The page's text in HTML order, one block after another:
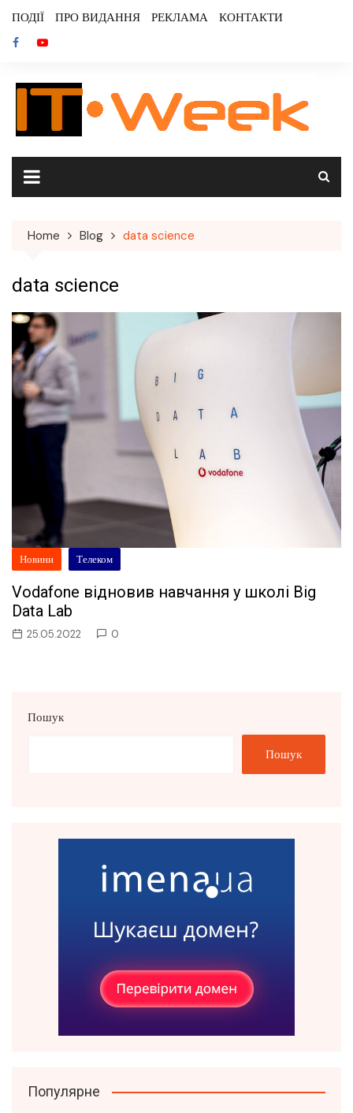
content
ПОДІЇ ПРО ВИДАННЯ РЕКЛАМА КОНТАКТИ
Home Blog data science
data science
Новини Телеком
Vodafone відновив навчання у школі Big
Data Lab
25.05.2022 0
Пошук
Пошук
Популярне